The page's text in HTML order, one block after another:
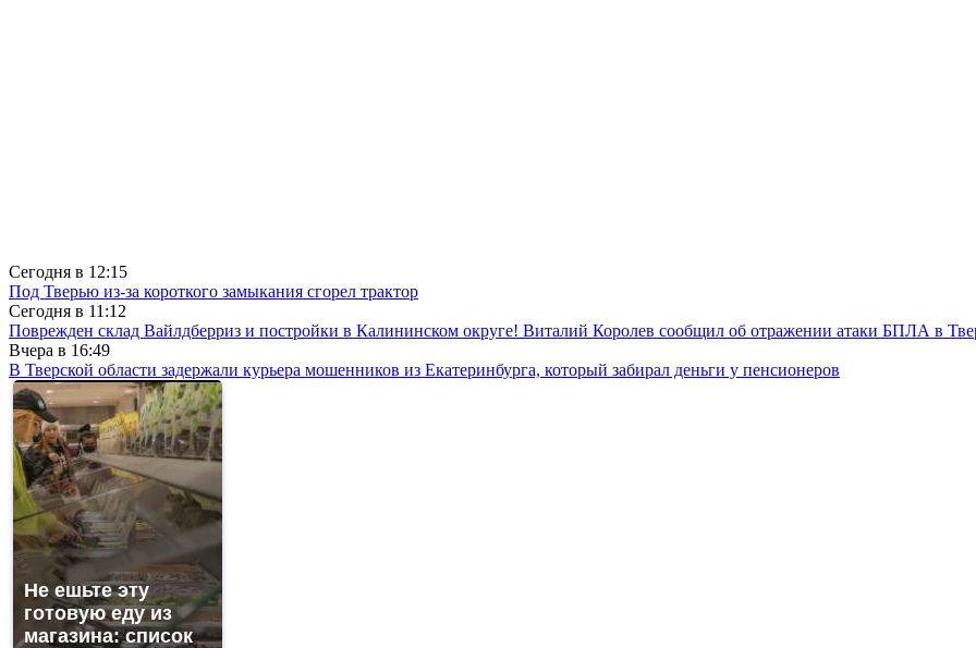
Сегодня в 12:15
Под Тверью из-за короткого замыкания сгорел трактор
Сегодня в 11:12
Поврежден склад Вайлдберриз и постройки в Калининском округе! Виталий Королев сообщил об отражении атаки БПЛА в
Вчера в 16:49
В Тверской области задержали курьера мошенников из Екатеринбурга, который забирал деньги у пенсионеров
Не ешьте эту
готовую еду из
магазина: список